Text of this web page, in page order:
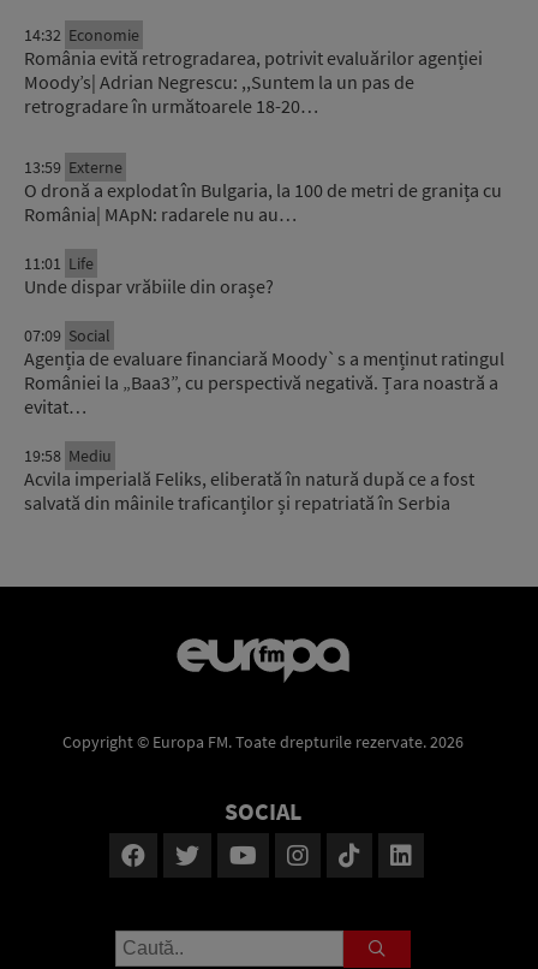
14:32 Economie
România evită retrogradarea, potrivit evaluărilor agenției
Moody’s| Adrian Negrescu: ,,Suntem la un pas de
retrogradare în următoarele 18-20…
13:59 Externe
O dronă a explodat în Bulgaria, la 100 de metri de granița cu
România| MApN: radarele nu au…
11:01 Life
Unde dispar vrăbiile din orașe?
07:09 Social
Agenția de evaluare financiară Moody`s a menținut ratingul
României la „Baa3”, cu perspectivă negativă. Țara noastră a
evitat…
19:58 Mediu
Acvila imperială Feliks, eliberată în natură după ce a fost
salvată din mâinile traficanților și repatriată în Serbia
Copyright © Europa FM. Toate drepturile rezervate. 2026
SOCIAL